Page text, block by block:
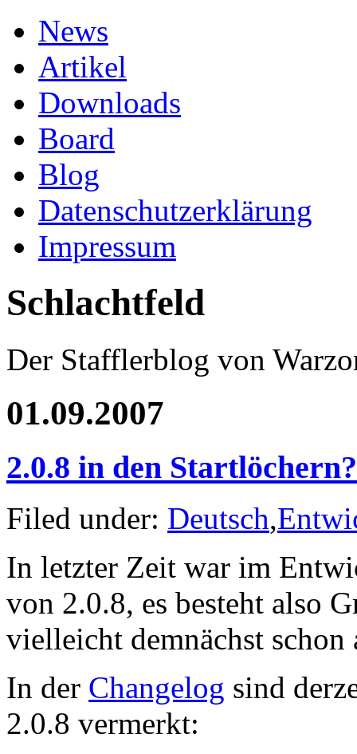
News
Artikel
Downloads
Board
Blog
Datenschutzerklärung
Impressum
Schlachtfeld
Der Stafflerblog von
01.09.2007
2.0.8 in den Startlöchern?
Filed under: Deutsch,
In letzter Zeit war im
von 2.0.8, es besteht also
vielleicht demnächst
In der Changelog sind
2.0.8 vermerkt: